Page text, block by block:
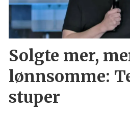
Solgte mer,
lønnsomme:
stuper